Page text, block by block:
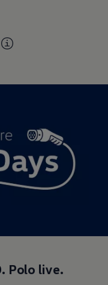
Polo live.